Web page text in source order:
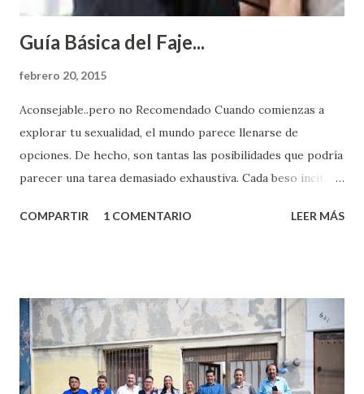
Guía Básica del Faje...
febrero 20, 2015
Aconsejable..pero no Recomendado Cuando comienzas a
explorar tu sexualidad, el mundo parece llenarse de
opciones. De hecho, son tantas las posibilidades que podría
parecer una tarea demasiado exhaustiva. Cada beso incita
partes de ti que jamás hubieras imaginado. El problema es
conoces ni la mitad de lo que deberías saber. Pero incluso
quienes ya han tenido relaciones sexuales no son expertos
o expertas en el tema. Siempre hay algo nuevo que
aprender y nuevas experiencias que conocer. Si eres una
COMPARTIR 1 COMENTARIO LEER MÁS